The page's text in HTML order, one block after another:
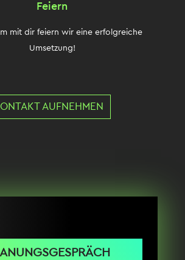
Feiern
mit dir feiern wir eine erfolgreiche
Umsetzung!
AUFNEHMEN